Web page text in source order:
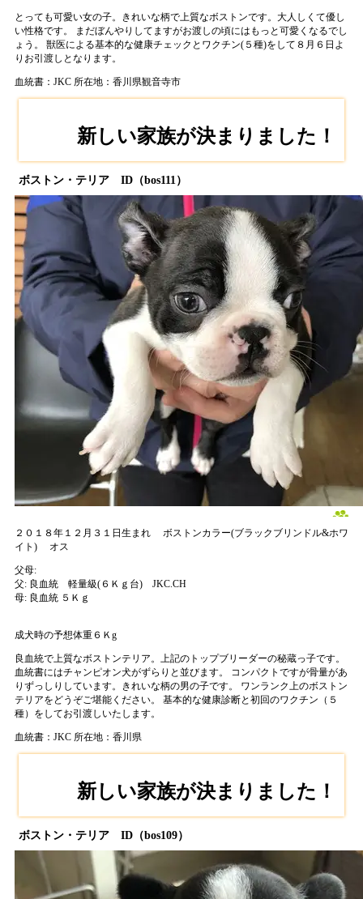
とっても可愛い女の子。きれいな柄で上質なボストンです。大人しくて優し
い性格です。 まだぼんやりしてますがお渡しの頃にはもっと可愛くなるでし
ょう。 獣医による基本的な健康チェックとワクチン(５種)をして８月６日よ
りお引渡しとなります。
血統書：JKC 所在地：香川県観音寺市
新しい家族が決まりました！
ボストン・テリア ID（bos111）
２０１８年１２月３１日生まれ
ボストンカラー(ブラックブリンドル&ホワ
イト)
オス
父母:
父: 良血統 軽量級(６Ｋｇ台) JKC.CH
母: 良血統 ５Ｋｇ
成犬時の予想体重６Ｋg
良血統で上質なボストンテリア。上記のトップブリーダーの秘蔵っ子です。
血統書にはチャンピオン犬がずらりと並びます。 コンパクトですが骨量があ
りずっしりしています。きれいな柄の男の子です。 ワンランク上のボストン
テリアをどうぞご堪能ください。 基本的な健康診断と初回のワクチン（５
種）をしてお引渡しいたします。
血統書：JKC 所在地：香川県
新しい家族が決まりました！
ボストン・テリア ID（bos109）